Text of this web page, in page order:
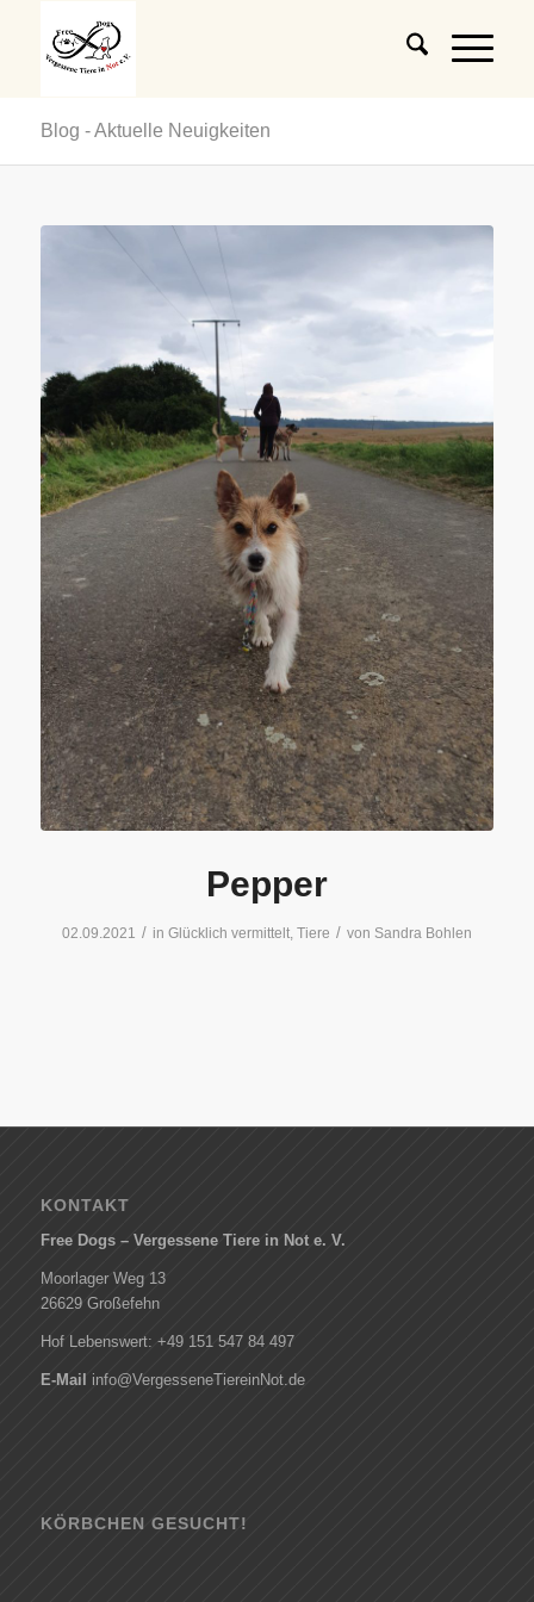
Blog - Aktuelle Neuigkeiten
Pepper
02.09.2021 / in Glücklich vermittelt, Tiere / von Sandra Bohlen
KONTAKT
Free Dogs – Vergessene Tiere in Not e. V.
Moorlager Weg 13
26629 Großefehn
Hof Lebenswert: +49 151 547 84 497
E-Mail info@VergesseneTiereinNot.de
KÖRBCHEN GESUCHT!